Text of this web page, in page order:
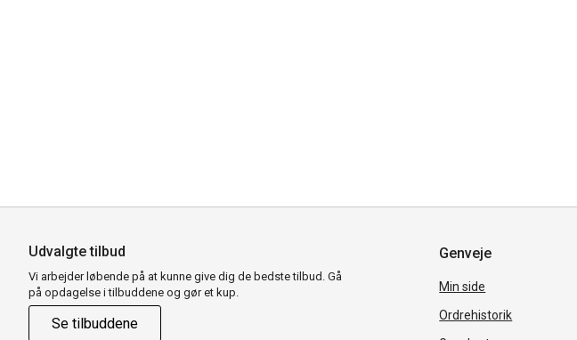
Udvalgte tilbud
Vi arbejder løbende på at kunne give dig de bedste tilbud. Gå
på opdagelse i tilbuddene og gør et kup.
Se tilbuddene
Genveje
Min side
Ordrehistorik